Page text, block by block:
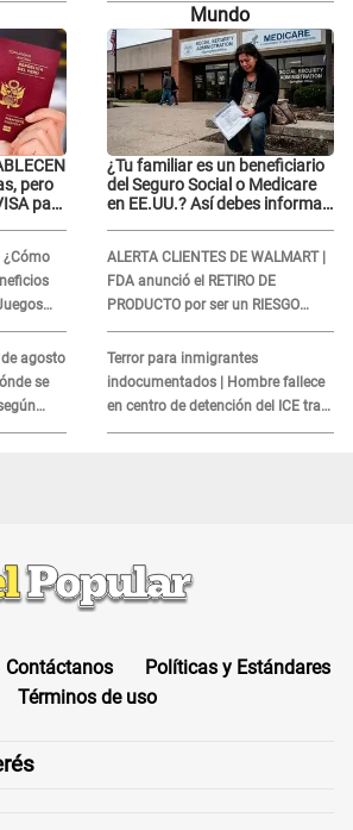
caso Naldy Saldaña
pero
para
de agosto
se
Mundo
¿Tu familiar es un beneficiario
del Seguro Social o Medicare
en EE.UU.? Así debes informar
ALERTA CLIENTES DE WALMART |
FDA anunció el RETIRO DE
PRODUCTO por ser un RIESGO
MORTAL para consumidores: ¿Cuál
es?
Terror para inmigrantes
indocumentados | Hombre fallece
en centro de detención del ICE tras
sufrir una "emergencia médica"
Contáctanos
Políticas y Estándares
Términos de uso